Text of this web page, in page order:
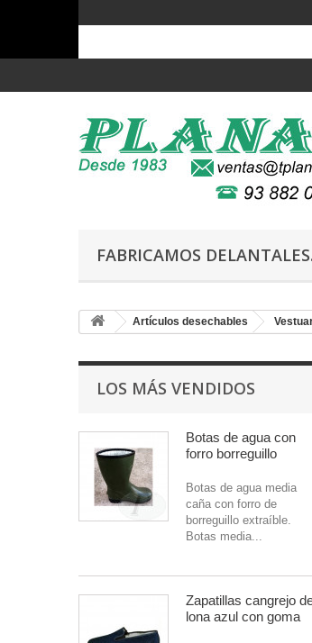
FABRICAMOS DELANTALES.
Artículos desechables
LOS MÁS VENDIDOS
Botas de agua con
forro borreguillo
Botas de agua media
caña con forro de
borreguillo extraíble.
Botas media...
Zapatillas cangrejo
lona azul con goma